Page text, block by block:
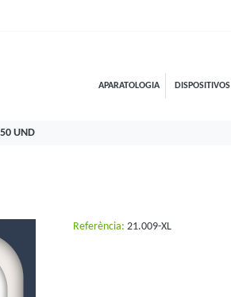
APARATOLOGIA DISPOSITIVOS
UND
Referència: 21.009-XL